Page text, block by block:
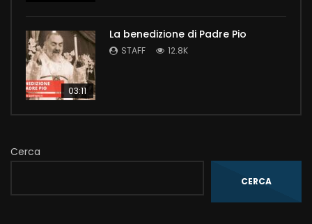
03:11
La benedizione di Padre Pio
STAFF 12.8K
Cerca
CERCA